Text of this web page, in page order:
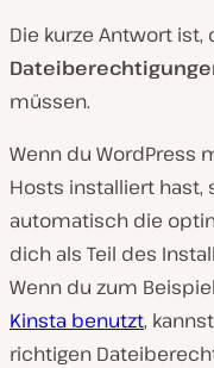
Die kurze Antwort ist,
müssen.
Wenn du WordPress
Hosts installiert hast,
automatisch die
dich als Teil des
Wenn du zum
Kinsta benutzt,
richtigen